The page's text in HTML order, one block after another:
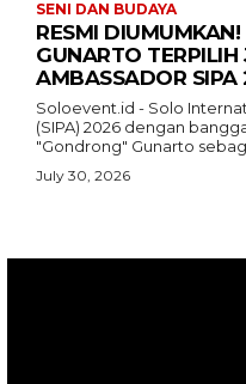
SENI DAN BUDAYA
RESMI
GUNARTO TERPILIH
AMBASSADOR SIPA
Soloevent.id - Solo
(SIPA) 2026 dengan
"Gondrong" Gunarto
July 30, 2026